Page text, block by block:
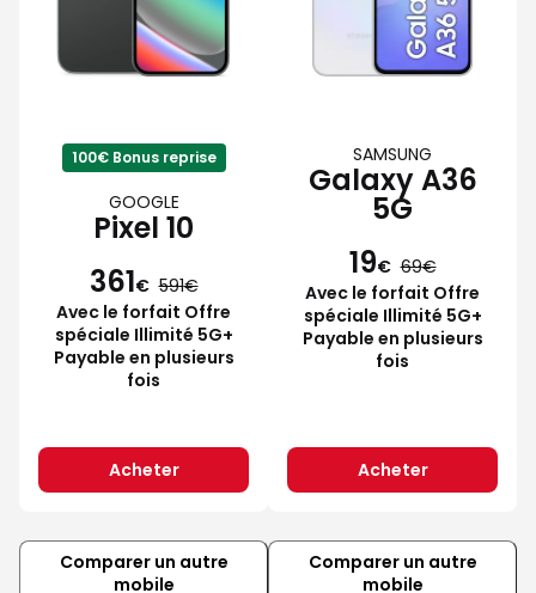
100€ Bonus reprise
GOOGLE
Pixel 10
361€ 591
Avec le forfait Offre
spéciale Illimité 5G+
Payable en plusieurs
fois
Acheter
SAMSUNG
Galaxy A36
5G
19€ 69
Avec le forfait Offre
spéciale Illimité 5G+
Payable en plusieurs
fois
Acheter
Comparer un autre
mobile
Comparer un autre
mobile